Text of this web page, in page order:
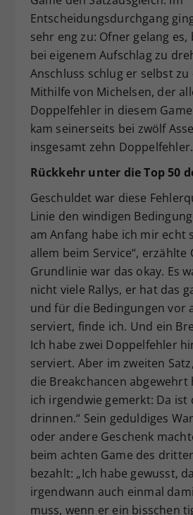
Entscheidungsdurchgang
sehr eng zu: Ofner gelang es,
bei eigenem Aufschlag zu
Anschluss schlug er selbst
Mithilfe von Michelsen, der
Doppelfehler in diesem
kam seinerseits bei zwölf
insgesamt zehn Doppelfehler.
Rückkehr unter die Top 50
Geschuldet war diese
Linie den windigen
am Anfang habe ich mir echt
allem beim Service“, erzählte
Grundlinie war das okay. Es
nicht viele Rallys, er hat das
und für die Bedingungen vor
serviert, finde ich. Und ein
Ich habe zwei Doppelfehler
serviert. Aber im zweiten
die Breakchancen abgewehrt
ich irgendwie gemerkt: Da ist
drinnen.“ Sein geduldiges
oder andere Geschenk
beim achten Game des
bezahlt: „Ich habe gewusst,
irgendwann auch einmal
muss, wenn er ein bisschen